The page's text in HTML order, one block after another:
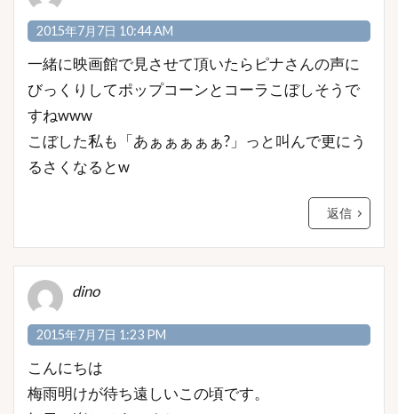
2015年7月7日 10:44 AM
一緒に映画館で見させて頂いたらピナさんの声に
びっくりしてポップコーンとコーラこぼしそうで
すねwww
こぼした私も「あぁぁぁぁぁ?」っと叫んで更にう
るさくなるとw
返信
dino
2015年7月7日 1:23 PM
こんにちは
梅雨明けが待ち遠しいこの頃です。